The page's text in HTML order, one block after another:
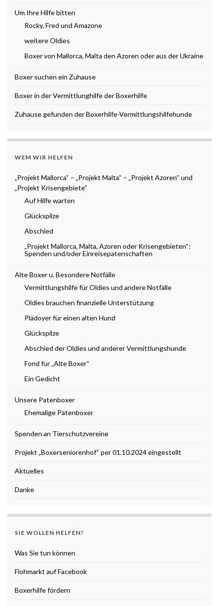
Um Ihre Hilfe bitten
Rocky, Fred und Amazone
weitere Oldies
Boxer von Mallorca, Malta den Azoren oder aus der Ukraine
Boxer suchen ein Zuhause
Boxer in der Vermittlunghilfe der Boxerhilfe
Zuhause gefunden der Boxerhilfe-Vermittlungshilfehunde
WEM WIR HELFEN
„Projekt Mallorca“ – „Projekt Malta“ – „Projekt Azoren“ und
„Projekt Krisengebiete“
Auf Hilfe warten
Glückspilze
Abschied
„Projekt Mallorca, Malta, Azoren oder Krisengebieten“:
Spenden und/oder Einreisepatenschaften
Alte Boxer u. Besondere Notfälle
Vermittlungshilfe für Oldies und andere Notfälle
Oldies brauchen finanzielle Unterstützung
Plädoyer für einen alten Hund
Glückspilze
Abschied der Oldies und anderer Vermittlungshunde
Fond für „Alte Boxer“
Ein Gedicht
Unsere Patenboxer
Ehemalige Patenboxer
Spenden an Tierschutzvereine
Projekt „Boxerseniorenhof“ per 01.10.2024 eingestellt
Aktuelles
Danke
SIE WOLLEN HELFEN?
Was Sie tun können
Flohmarkt auf Facebook
Boxerhilfe fördern